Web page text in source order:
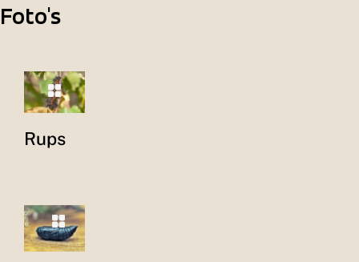
Foto's
Rups